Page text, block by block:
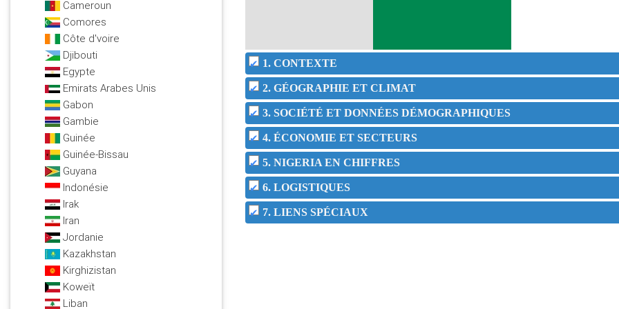
Cameroun
Comores
Côte d'voire
Djibouti
Egypte
Emirats Arabes Unis
Gabon
Gambie
Guinée
Guinée-Bissau
Guyana
Indonésie
Irak
Iran
Jordanie
Kazakhstan
Kirghizistan
Koweït
Liban
1. CONTEXTE
2. GÉOGRAPHIE ET CLIMAT
3. SOCIÉTÉ ET DONNÉES DÉMOGRAPHIQUES
4. ÉCONOMIE ET SECTEURS
5. NIGERIA EN CHIFFRES
6. LOGISTIQUES
7. LIENS SPÉCIAUX